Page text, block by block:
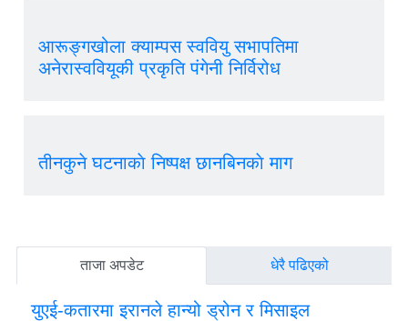
आरूङ्गखोला क्याम्पस स्ववियु सभापतिमा
अनेरास्ववियूकी प्रकृति पंगेनी निर्विरोध
तीनकुने घटनाकाे निष्पक्ष छानबिनकाे माग
ताजा अपडेट धेरै पढिएको
युएई-कतारमा इरानले हान्यो ड्रोन र मिसाइल